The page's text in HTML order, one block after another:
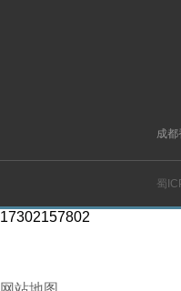
成
蜀
17302157802